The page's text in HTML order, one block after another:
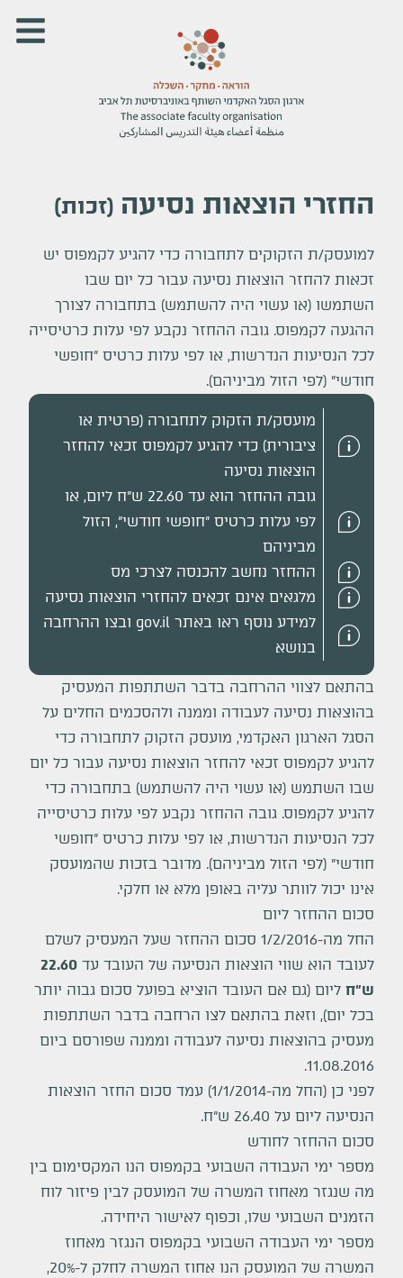
החזרי הוצאות נסיעה (זכות)
למועסק/ת הזקוקים לתחבורה כדי להגיע לקמפוס יש
זכאות להחזר הוצאות נסיעה עבור כל יום שבו
השתמשו (או עשוי היה להשתמש) בתחבורה לצורך
ההגעה לקמפוס. גובה ההחזר נקבע לפי עלות כרטיסייה
לכל הנסיעות הנדרשות, או לפי עלות כרטיס "חופשי
חודשי" (לפי הזול מביניהם).
מועסק/ת הזקוק לתחבורה (פרטית או
ציבורית) כדי להגיע לקמפוס זכאי להחזר
הוצאות נסיעה
גובה ההחזר הוא עד 22.60 ש"ח ליום, או
לפי עלות כרטיס "חופשי חודשי", הזול
מביניהם
ההחזר נחשב להכנסה לצרכי מס
מלגאים אינם זכאים להחזרי הוצאות נסיעה
למידע נוסף ראו באתר gov.il ובצו ההרחבה
בנושא
בהתאם לצווי ההרחבה בדבר השתתפות המעסיק
בהוצאות נסיעה לעבודה וממנה ולהסכמים החלים על
הסגל הארגון האקדמי, מועסק הזקוק לתחבורה כדי
להגיע לקמפוס זכאי להחזר הוצאות נסיעה עבור כל יום
שבו השתמש (או עשוי היה להשתמש) בתחבורה כדי
להגיע לקמפוס. גובה ההחזר נקבע לפי עלות כרטיסייה
לכל הנסיעות הנדרשות, או לפי עלות כרטיס "חופשי
חודשי" (לפי הזול מביניהם). מדובר בזכות שהמועסק
אינו יכול לוותר עליה באופן מלא או חלקי.
סכום ההחזר ליום
החל מה-1/2/2016 סכום ההחזר שעל המעסיק לשלם
לעובד הוא שווי הוצאות הנסיעה של העובד עד 22.60
ש"ח ליום (גם אם העובד הוציא בפועל סכום גבוה יותר
בכל יום), וזאת בהתאם לצו הרחבה בדבר השתתפות
מעסיק בהוצאות נסיעה לעבודה וממנה שפורסם ביום
11.08.2016.
לפני כן (החל מה-1/1/2014) עמד סכום החזר הוצאות
הנסיעה ליום על 26.40 ש"ח.
סכום ההחזר לחודש
מספר ימי העבודה השבועי בקמפוס הנו המקסימום בין
מה שנגזר מאחוז המשרה של המועסק לבין פיזור לוח
הזמנים השבועי שלו, וכפוף לאישור היחידה.
מספר ימי העבודה השבועי בקמפוס הנגזר מאחוז
המשרה של המועסק הנו אחוז המשרה לחלק ל-20%,